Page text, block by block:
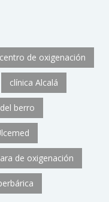
centro de oxigenación
clínica Alcalá
berro
de oxigenación